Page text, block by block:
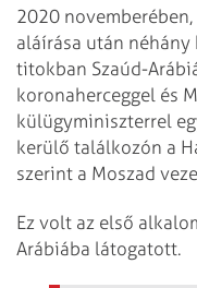
2020 novemberében,
aláírása után
titokban Szaúd-
koronaherceggel és
külügyminiszterrel
kerülő találkozón a
szerint a Moszad
Ez volt az első
Arábiába látogatott.